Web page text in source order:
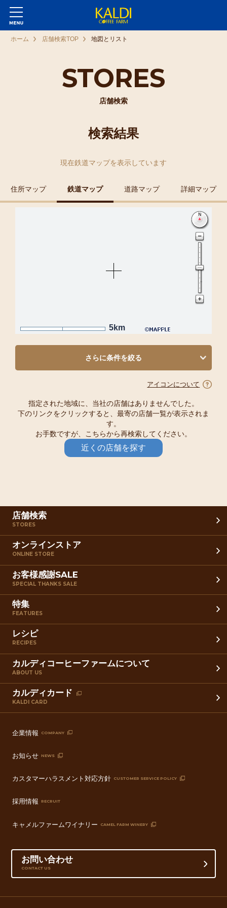
STORES
店舗検索
ホーム 店舗検索TOP 地図とリスト
検索結果
現在鉄道マップを表示しています
住所マップ 鉄道マップ 道路マップ 詳細マップ
5km
さらに条件を絞る
アイコンについて
指定された地域に、当社の店舗はありませんでした。
下のリンクをクリックすると、最寄の店舗一覧が表示されま
す。
お手数ですが、こちらから再検索してください。
近くの店舗を探す
店舗検索
STORES
オンラインストア
ONLINE STORE
お客様感謝SALE
SPECIAL THANKS SALE
特集
FEATURES
レシピ
RECIPES
カルディコーヒーファームについて
ABOUT US
カルディカード
KALDI CARD
企業情報 COMPANY
お知らせ NEWS
カスタマーハラスメント対応方針 CUSTOMER SERVICE POLICY
採用情報 RECRUIT
キャメルファームワイナリー CAMEL FARM WINERY
お問い合わせ
CONTACT US